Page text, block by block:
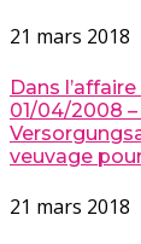
21 mars 2018
Dans
01/04/2008 –
veuvage
21 mars 2018